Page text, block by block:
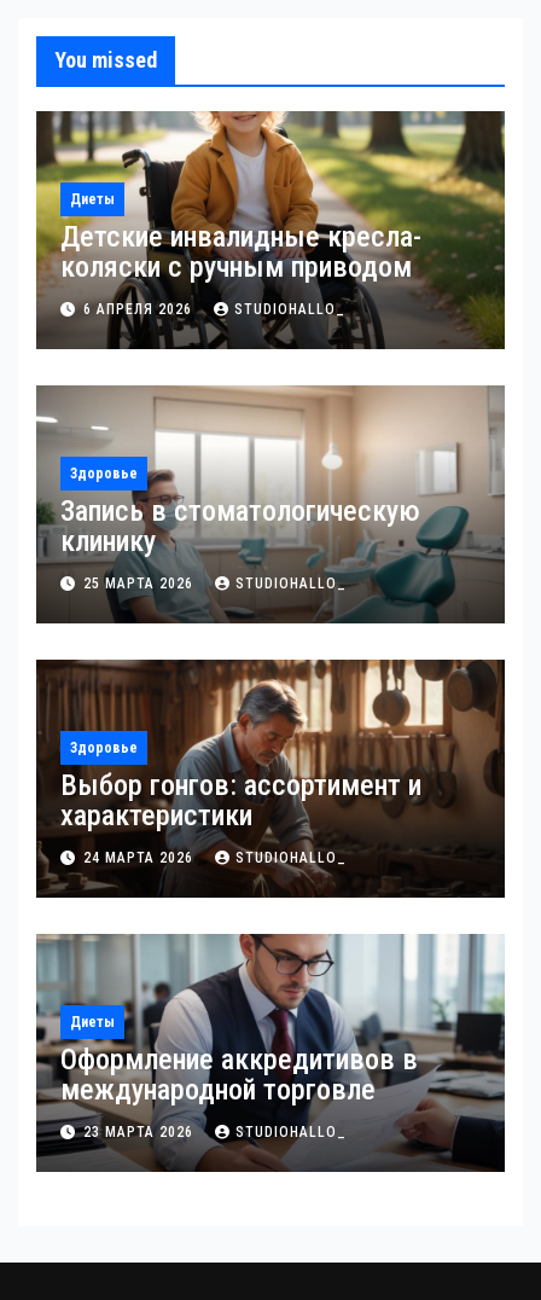
You missed
Диеты
Детские инвалидные кресла-
коляски с ручным приводом
6 АПРЕЛЯ 2026 STUDIOHALLO_
Здоровье
Запись в стоматологическую
клинику
25 МАРТА 2026 STUDIOHALLO_
Здоровье
Выбор гонгов: ассортимент и
характеристики
24 МАРТА 2026 STUDIOHALLO_
Диеты
Оформление аккредитивов в
международной торговле
23 МАРТА 2026 STUDIOHALLO_